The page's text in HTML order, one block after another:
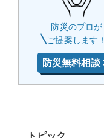
防災のプロが
ご提案します！
防災無料相談